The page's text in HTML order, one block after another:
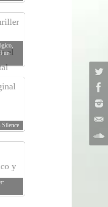
un
Silence